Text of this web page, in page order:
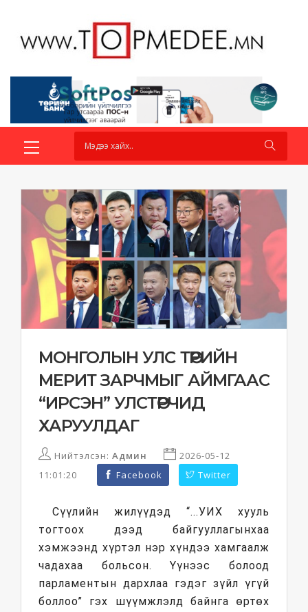
МОНГОЛЫН УЛС ТӨРИЙН
МЕРИТ ЗАРЧМЫГ АЙМГААС
“ИРСЭН” УЛСТӨРЧИД
ХАРУУЛДАГ
Нийтэлсэн: Админ
2026-05-12
11:01:20
Facebook Twitter
Сүүлийн жилүүдэд “...УИХ хууль
тогтоох дээд байгууллагынхаа
хэмжээнд хүртэл нэр хүндээ хамгаалж
чадахаа больсон. Үүнээс болоод
парламентын дархлаа гэдэг зүйл үгүй
боллоо” гэх шүүмжлэлд байнга өртөх